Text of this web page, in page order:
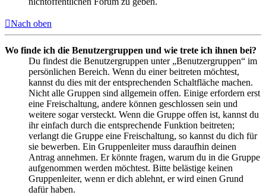
Nach oben
Wo finde ich die Benutzergruppen und wie trete ich ihnen bei?
Du findest die Benutzergruppen unter „Benutzergruppen“ im
persönlichen Bereich. Wenn du einer beitreten möchtest,
kannst du dies mit der entsprechenden Schaltfläche machen.
Nicht alle Gruppen sind allgemein offen. Einige erfordern erst
eine Freischaltung, andere können geschlossen sein und
weitere sogar versteckt. Wenn die Gruppe offen ist, kannst du
ihr einfach durch die entsprechende Funktion beitreten;
verlangt die Gruppe eine Freischaltung, so kannst du dich für
sie bewerben. Ein Gruppenleiter muss daraufhin deinen
Antrag annehmen. Er könnte fragen, warum du in die Gruppe
aufgenommen werden möchtest. Bitte belästige keinen
Gruppenleiter, wenn er dich ablehnt, er wird einen Grund
dafür haben.